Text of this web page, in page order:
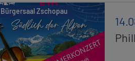
Bürgersaal Zschopau